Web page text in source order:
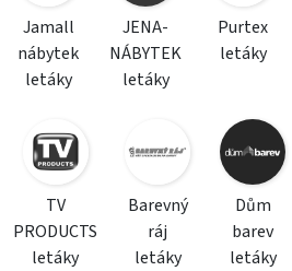
Jamall
nábytek
letáky
JENA-
NÁBYTEK
letáky
Purtex
letáky
TV
PRODUCTS
letáky
Barevný
ráj
letáky
Dům
barev
letáky